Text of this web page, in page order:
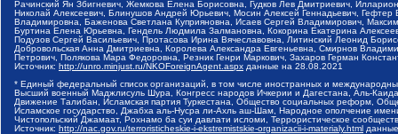
Рачинский Ян Збигневич, Жемкова Елена Борисовна, Гудков Лев Дмитриевич,
Николай Алексеевич, Блинушов Андрей Юрьевич, Мосин Алексей Геннадьевич,
Владимировна, Баженова Светлана Куприяновна, Исаев Сергей Владимирович,
Буртина Елена Юрьевна, Гендель Людмила Залмановна, Кокорина Екатерина
Подузов Сергей Васильевич, Протасова Ирина Вячеславовна, Литинский Леонид
Добровольская Анна Дмитриевна, Королева Александра Евгеньевна, Смирнов
Петрович, Полякова Мара Федоровна, Резник Генри Маркович, Захаров Герман
Источник: http://unro.minjust.ru/NKOForeignAgent.aspx данные на 28.08.2021
* Единый федеральный список организаций, в том числе иностранных и
Высший военный Маджлисуль Шура, Конгресс народов Ичкерии и Дагестана, Аль-
Движение Талибан, Исламская партия Туркестана, Общество социальных реформ,
Исламское государство, Джабха аль-Нусра ли-Ахль аш-Шам, Народное ополчение
Чистопольский Джамаат, Рохнамо ба суи давлати исломи, Террористическое
Источник: http://nac.gov.ru/terroristicheskie-i-ekstremistskie-organizacii-i-materialy.html